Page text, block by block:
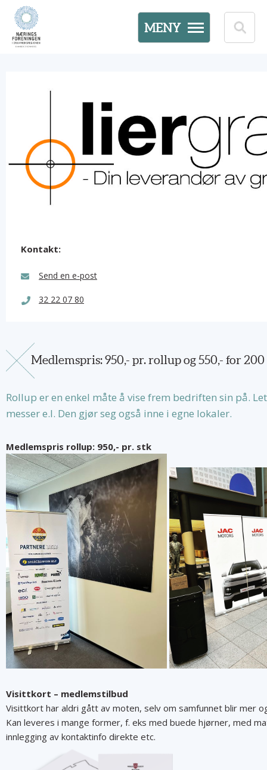
MENY
Kontakt:
Send en e-post
32 22 07 80
Medlemspris: 950,- pr. rollup og 550,- for
Rollup er en enkel måte å vise frem bedriften sin på.
messer e.l. Den gjør seg også inne i egne lokaler.
Medlemspris rollup: 950,- pr. stk
Visittkort – medlemstilbud
Visittkort har aldri gått av moten, selv om samfunnet blir mer
Kan leveres i mange former, f. eks med buede hjørner, med
innlegging av kontaktinfo direkte etc.